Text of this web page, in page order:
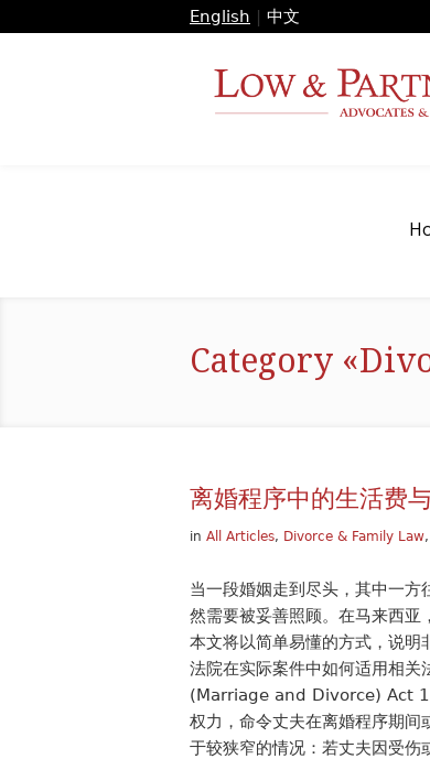
English | 中文
Category
离婚程序中的生活费
in All Articles, Divorce & Family Law,
当一段婚姻走到尽头，其中一
然需要被妥善照顾。在马来西亚
本文将以简单易懂的方式，说
法院在实际案件中如何适用相
(Marriage and Divorce) Act
权力，命令丈夫在离婚程序期
于较狭窄的情况：若丈夫因受